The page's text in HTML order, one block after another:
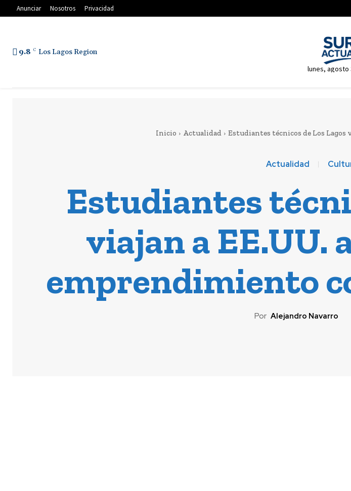
Anunciar Nosotros Privacidad
9.8 C Los Lagos Region
lunes, agosto
Inicio Actualidad Estudiantes técnicos de Los Lagos
Actualidad
Estudiantes
viajan a EE.UU.
emprendimiento
Por Alejandro Navarro